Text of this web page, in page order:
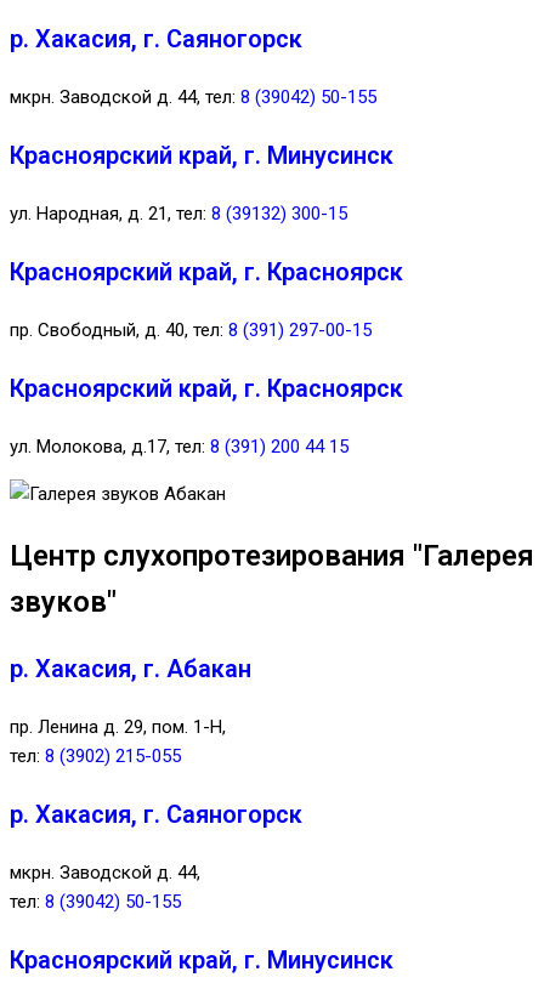
р. Хакасия, г. Саяногорск
мкрн. Заводской д. 44, тел: 8 (39042) 50-155
Красноярский край, г. Минусинск
ул. Народная, д. 21, тел: 8 (39132) 300-15
Красноярский край, г. Красноярск
пр. Свободный, д. 40, тел: 8 (391) 297-00-15
Красноярский край, г. Красноярск
ул. Молокова, д.17, тел: 8 (391) 200 44 15
Центр слухопротезирования "Галерея
звуков"
р. Хакасия, г. Абакан
пр. Ленина д. 29, пом. 1-Н,
тел: 8 (3902) 215-055
р. Хакасия, г. Саяногорск
мкрн. Заводской д. 44,
тел: 8 (39042) 50-155
Красноярский край, г. Минусинск